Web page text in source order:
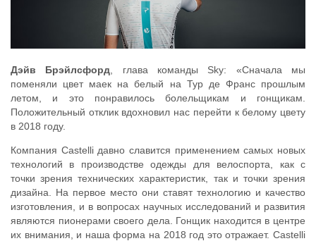
Дэйв Брэйлсфорд , глава команды Sky: «Сначала мы
поменяли цвет маек на белый на Тур де Франс прошлым
летом, и это понравилось болельщикам и гонщикам.
Положительный отклик вдохновил нас перейти к белому цвету
в 2018 году.
Компания Castelli давно славится применением самых новых
технологий в производстве одежды для велоспорта, как с
точки зрения технических характеристик, так и точки зрения
дизайна. На первое место они ставят технологию и качество
изготовления, и в вопросах научных исследований и развития
являются пионерами своего дела. Гонщик находится в центре
их внимания, и наша форма на 2018 год это отражает. Castelli